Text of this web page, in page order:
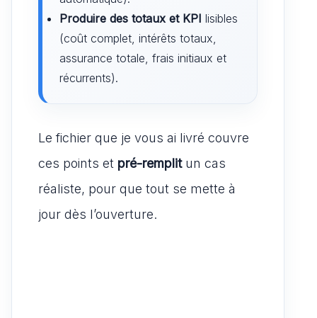
Produire des totaux et KPI lisibles
(coût complet, intérêts totaux,
assurance totale, frais initiaux et
récurrents).
Le fichier que je vous ai livré couvre
ces points et pré-remplitun cas
réaliste, pour que tout se mette à
jour dès l’ouverture.